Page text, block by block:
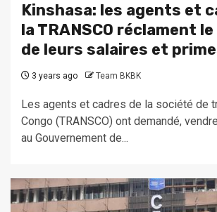
Kinshasa: les agents et
la TRANSCO réclament
de leurs salaires et
3 years ago Team BKBK
Les agents et cadres de la société de
Congo (TRANSCO) ont demandé,
au Gouvernement de...